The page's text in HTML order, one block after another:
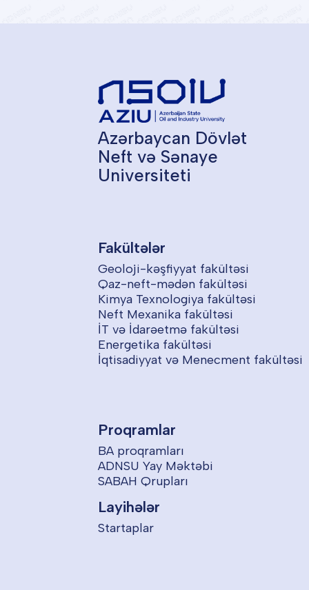
Azərbaycan Dövlət
Neft və Sənaye
Universiteti
Fakültələr
Geoloji-kəşfiyyat fakültəsi
Qaz-neft-mədən fakültəsi
Kimya Texnologiya fakültəsi
Neft Mexanika fakültəsi
İT və İdarəetmə fakültəsi
Energetika fakültəsi
İqtisadiyyat və Menecment fakültəsi
Proqramlar
BA proqramları
ADNSU Yay Məktəbi
SABAH Qrupları
Layihələr
Startaplar